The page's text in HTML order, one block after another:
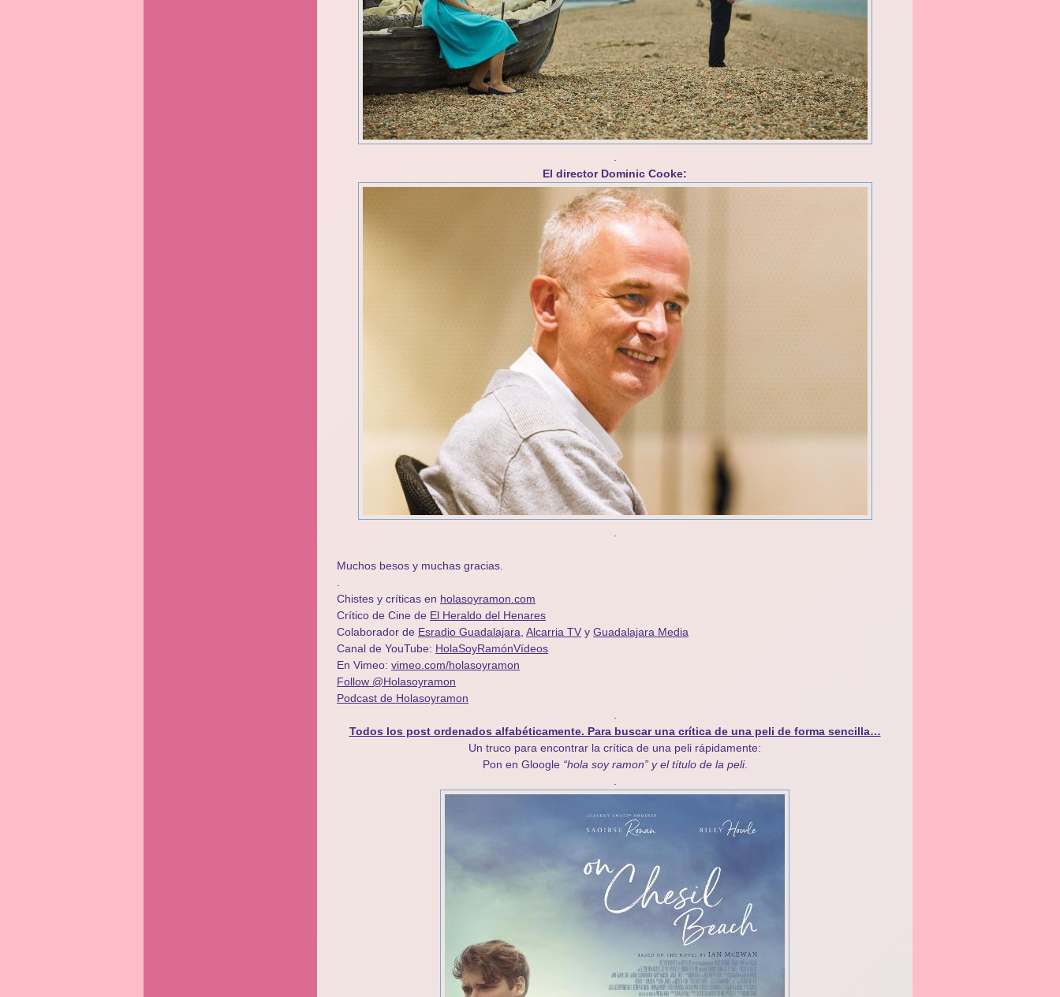
El director Dominic Cooke:
Muchos besos y muchas gracias.
Chistes y críticas en holasoyramon.com
Crítico de Cine de El Heraldo del Henares
​​Colaborador de Esradio Guadalajara Alcarria TV y Guadalajara Media
Canal de YouTube: HolaSoyRamónVídeos
En Vimeo: vimeo.com/holasoyramon
Follow @Holasoyramon
Podcast de Holasoyramon
Todos los post ordenados alfabéticamente. Para buscar una crítica de una peli de forma sencilla…
Un truco para encontrar la crítica de una peli rápidamente:
Pon en Gloogle “hola soy ramon” y el título de la peli.